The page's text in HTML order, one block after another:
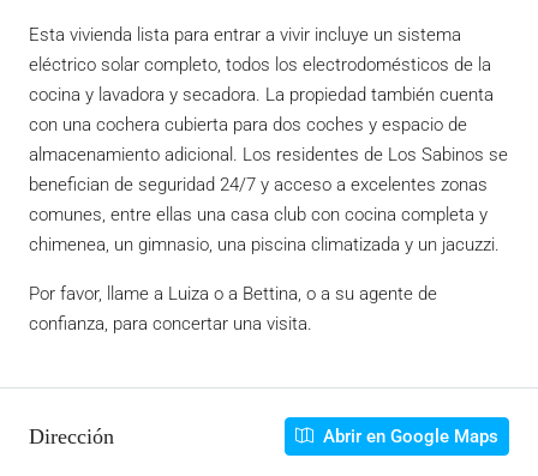
Esta vivienda lista para entrar a vivir incluye un sistema
eléctrico solar completo, todos los electrodomésticos de la
cocina y lavadora y secadora. La propiedad también cuenta
con una cochera cubierta para dos coches y espacio de
almacenamiento adicional. Los residentes de Los Sabinos se
benefician de seguridad 24/7 y acceso a excelentes zonas
comunes, entre ellas una casa club con cocina completa y
chimenea, un gimnasio, una piscina climatizada y un jacuzzi.
Por favor, llame a Luiza o a Bettina, o a su agente de
confianza, para concertar una visita.
Dirección Abrir en Google Maps